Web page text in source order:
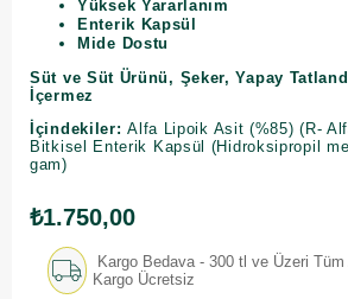
Yüksek Yararlanım
Enterik Kapsül
Mide Dostu
Süt ve Süt Ürünü, Şeker, Yapay
İçermez
İçindekiler: Alfa Lipoik Asit (%85) (R-
Bitkisel Enterik Kapsül (Hidroksipropil
gam)
₺1.750,00
Kargo Bedava - 300 tl ve Üzeri Tüm
Kargo Ücretsiz